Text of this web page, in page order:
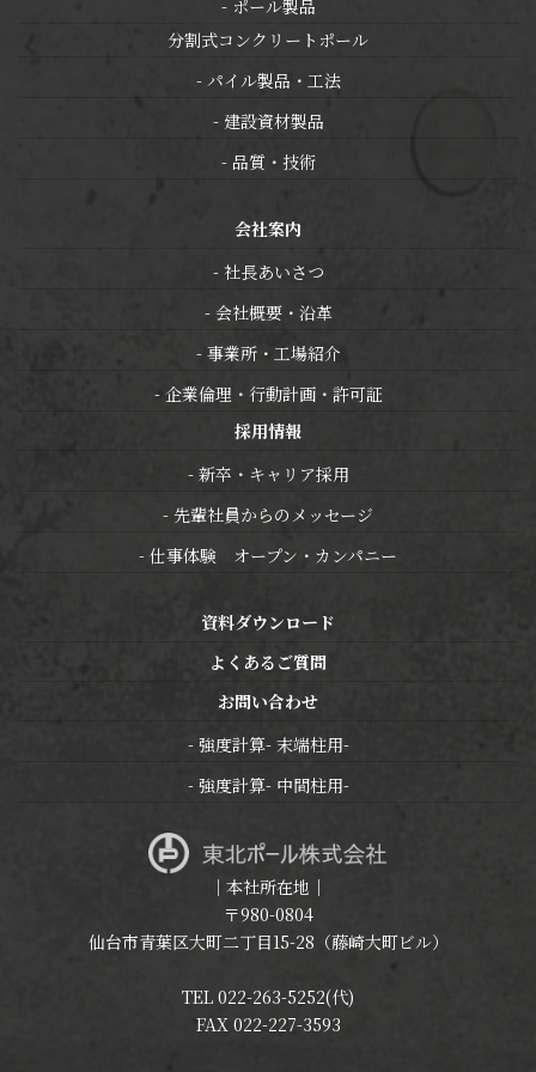
｜本社所在地｜
〒980-0804
仙台市青葉区大町二丁目15-28（藤崎大町ビル）
TEL 022-263-5252(代)
FAX 022-227-3593
ポール製品
分割式コンクリートポール
パイル製品・工法
建設資材製品
品質・技術
会社案内
社長あいさつ
会社概要・沿革
事業所・工場紹介
企業倫理・行動計画・許可証
採用情報
新卒・キャリア採用
先輩社員からのメッセージ
仕事体験 オープン・カンパニー
資料ダウンロード
よくあるご質問
お問い合わせ
強度計算- 末端柱用-
強度計算- 中間柱用-